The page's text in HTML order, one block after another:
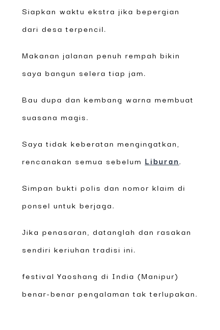
Siapkan waktu ekstra jika bepergian
dari desa terpencil.
Makanan jalanan penuh rempah bikin
saya bangun selera tiap jam.
Bau dupa dan kembang warna membuat
suasana magis.
Saya tidak keberatan mengingatkan,
rencanakan semua sebelum Liburan.
Simpan bukti polis dan nomor klaim di
ponsel untuk berjaga.
Jika penasaran, datanglah dan rasakan
sendiri keriuhan tradisi ini.
festival Yaoshang di India (Manipur)
benar-benar pengalaman tak terlupakan.